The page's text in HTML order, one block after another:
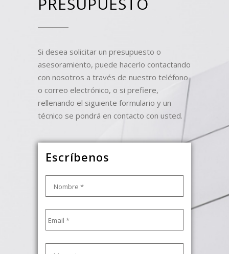
Si desea solicitar un presupuesto o
asesoramiento, puede hacerlo contactando
con nosotros a través de nuestro teléfono
o correo electrónico, o si prefiere,
rellenando el siguiente formulario y un
técnico se pondrá en contacto con usted.
Escríbenos
Nombre *
Email *
Mensaje